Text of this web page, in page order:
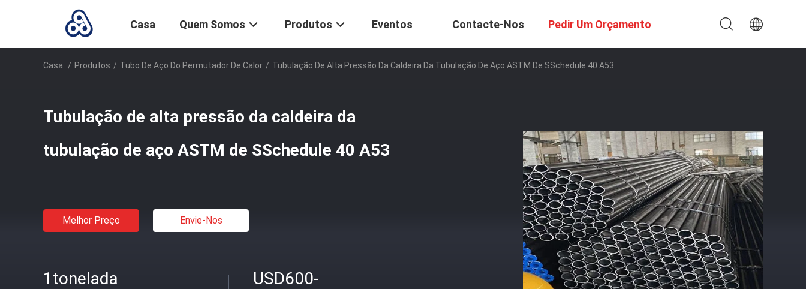
Casa Quem Somos Produtos Eventos Contacte-Nos Pedir Um Orçamento
Casa / Produtos / Tubo De Aço Do Permutador De Calor / Tubulação De Alta Pressão Da Caldeira Da Tubulação De Aço ASTM De SSchedule 40 A53
Tubulação de alta pressão da caldeira da
tubulação de aço ASTM de SSchedule 40 A53
Melhor Preço Envie-Nos
1tonelada
USD600-